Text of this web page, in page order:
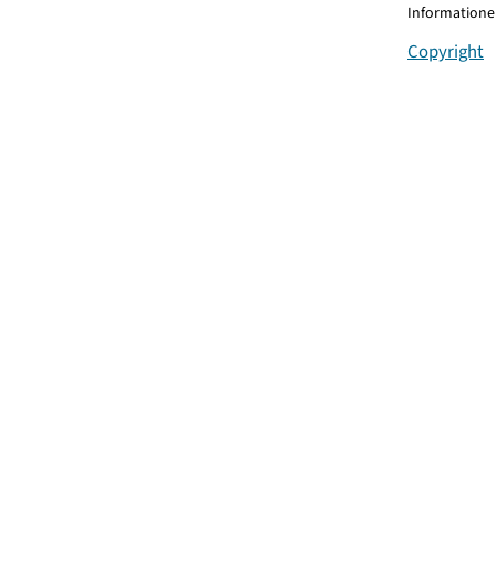
Copyright